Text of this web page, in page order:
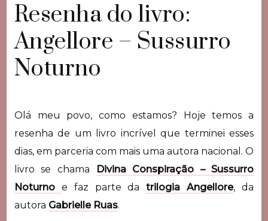
Resenha do livro:
Angellore – Sussurro
Noturno
Olá meu povo, como estamos? Hoje temos a
resenha de um livro incrível que terminei esses
dias, em parceria com mais uma autora nacional. O
livro se chama
Divina Conspiração – Sussurro
Noturno e faz parte datrilogia Angellore, da
autora Gabrielle Ruas.